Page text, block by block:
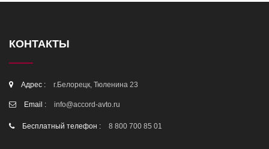
КОНТАКТЫ
Адрес : г.Белорецк, Тюленина 23
Email : info@accord-avto.ru
Бесплатный телефон : 8 800 700 85 01